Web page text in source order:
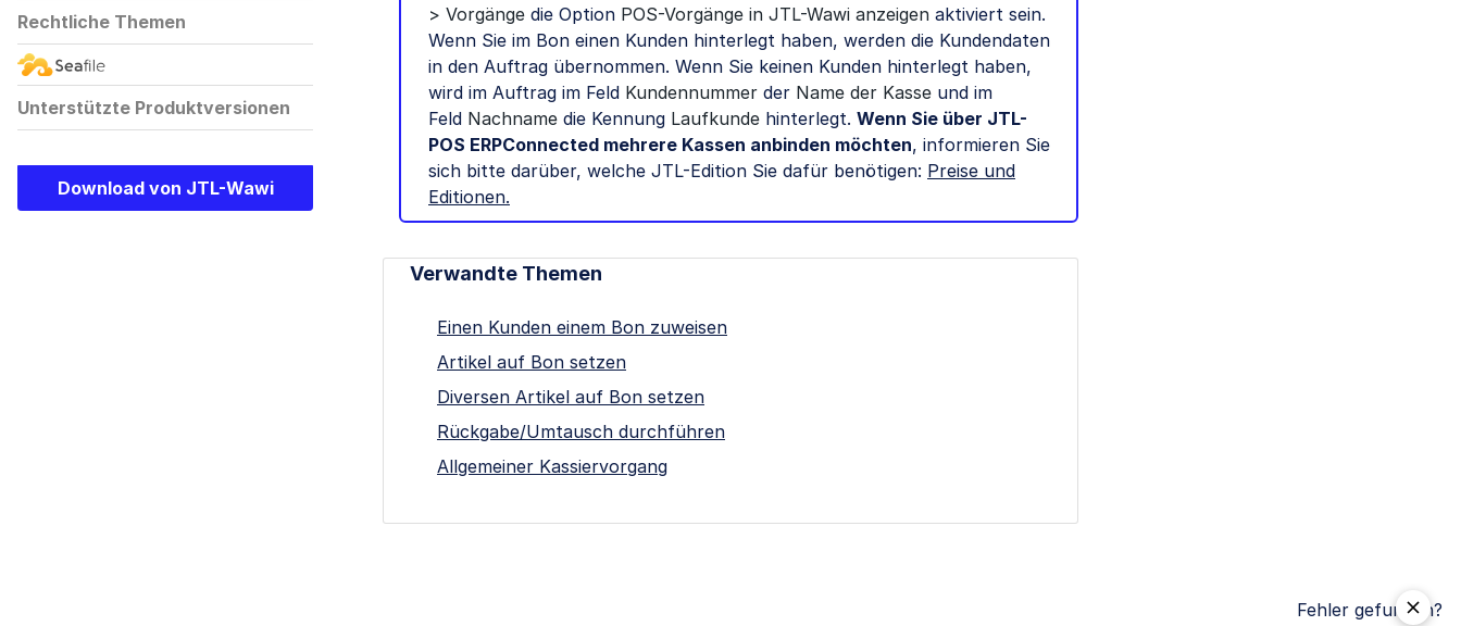
Rechtliche Themen
Unterstützte Produktversionen
Download von JTL-Wawi
> Vorgänge die Option POS-Vorgänge in JTL-Wawi anzeigen aktiviert sein.
Wenn Sie im Bon einen Kunden hinterlegt haben, werden die Kundendaten
in den Auftrag übernommen. Wenn Sie keinen Kunden hinterlegt haben,
wird im Auftrag im Feld Kundennummer der Name der Kasse und im
Feld Nachname die Kennung Laufkunde hinterlegt. Wenn Sie über JTL-
POS ERPConnected mehrere Kassen anbinden möchten, informieren Sie
sich bitte darüber, welche JTL-Edition Sie dafür benötigen: Preise und
Editionen.
Verwandte Themen
Einen Kunden einem Bon zuweisen
Artikel auf Bon setzen
Diversen Artikel auf Bon setzen
Rückgabe/Umtausch durchführen
Allgemeiner Kassiervorgang
Fehler gefunden?